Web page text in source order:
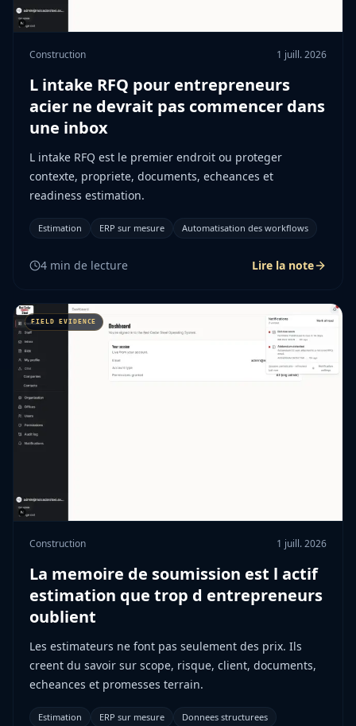
Construction 1 juill. 2026
L intake RFQ pour entrepreneurs
acier ne devrait pas commencer dans
une inbox
L intake RFQ est le premier endroit ou proteger
contexte, propriete, documents, echeances et
readiness estimation.
Estimation ERP sur mesure Automatisation des workflows
4 min de lecture Lire la note
Construction 1 juill. 2026
La memoire de soumission est l actif
estimation que trop d entrepreneurs
oublient
Les estimateurs ne font pas seulement des prix. Ils
creent du savoir sur scope, risque, client, documents,
echeances et promesses terrain.
Estimation ERP sur mesure Donnees structurees